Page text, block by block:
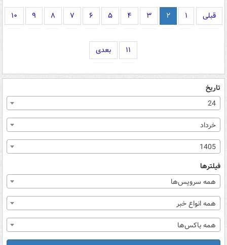
قبلی ۱ ۲ ۳ ۴ ۵ ۶ ۷ ۸ ۹ ۱۰
۱۱ بعدی
تاریخ
24
خرداد
1405
فیلترها
همه سرویس‌ها
همه انواع خبر
همه باکس‌ها